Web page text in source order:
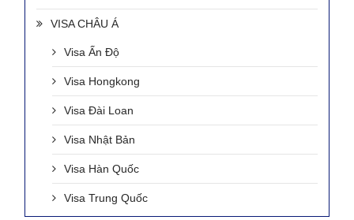
VISA CHÂU Á
Visa Ấn Độ
Visa Hongkong
Visa Đài Loan
Visa Nhật Bản
Visa Hàn Quốc
Visa Trung Quốc